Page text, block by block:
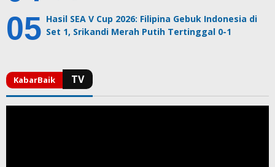
Hasil SEA V Cup 2026: Filipina Gebuk Indonesia di
Set 1, Srikandi Merah Putih Tertinggal 0-1